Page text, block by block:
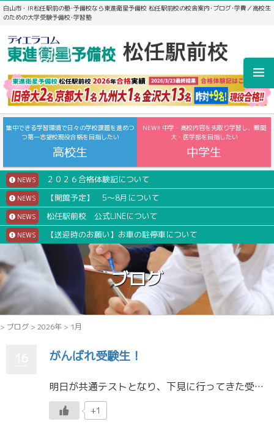
白山市・IR松任駅前の塾･予備校なら東進衛星予備校 松任駅前校の校舎案内･ブログ･学費／高校生
のための大学受験予備校･学習塾
集中できる学習環境で日々の学校課題を進めつ
つ第一志望校現役合格を目指したい
高校生
NEW!! 中学・高校内容を先取り学習し、難関
大・医学部を目指したい
中学生
NEWS ２０２６合格体験記について
NEWS 【開館予定】 5～8月について
NEWS 松任駅前校 公式LINEについて
NEWS 【送迎時のお願い】お車の駐停車について
ブログ
> ブログ > 2026年 > 1月
がんばれ受験生！
明日が共通テストとなり、下見に行ってきた受験生が続々と最後の確認の学習に14時の開館から登校してきています。本日は例年、あまり遅くまでは学習せず夕方ごろには帰るため、帰りにはスタッフ総出で激励の声かけとともに当日のリラッ […]
+1